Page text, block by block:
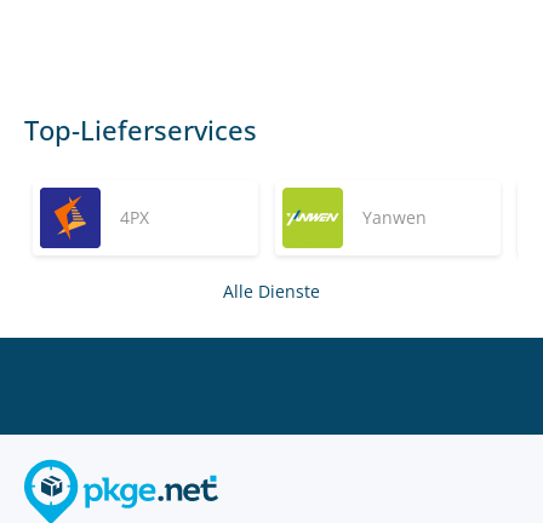
Top-Lieferservices
4PX Yanwen
Alle Dienste